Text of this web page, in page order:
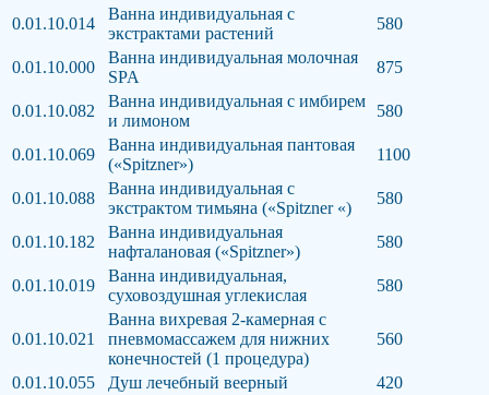
0.01.10.014
Ванна индивидуальная с
экстрактами растений
580
0.01.10.000
Ванна индивидуальная молочная
SPA
875
0.01.10.082
Ванна индивидуальная с имбирем
и лимоном
580
0.01.10.069
Ванна индивидуальная пантовая
(«Spitzner»)
1100
0.01.10.088
Ванна индивидуальная с
экстрактом тимьяна («Spitzner «)
580
0.01.10.182
Ванна индивидуальная
нафталановая («Spitzner»)
580
0.01.10.019
Ванна индивидуальная,
суховоздушная углекислая
580
0.01.10.021
Ванна вихревая 2-камерная с
пневмомассажем для нижних
конечностей (1 процедура)
560
0.01.10.055 Душ лечебный веерный
420